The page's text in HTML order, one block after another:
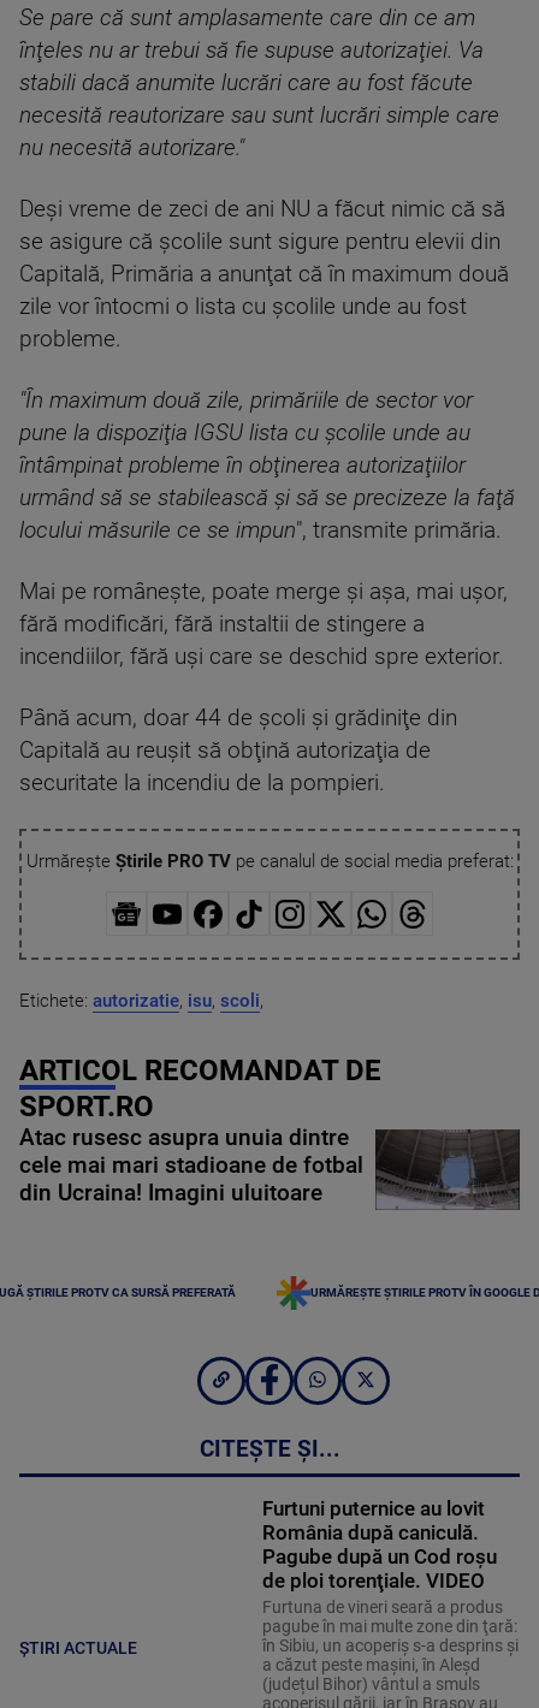
Se pare că sunt amplasamente care din ce am
înţeles nu ar trebui să fie supuse autorizaţiei. Va
stabili dacă anumite lucrări care au fost făcute
necesită reautorizare sau sunt lucrări simple care
nu necesită autorizare."
Deşi vreme de zeci de ani NU a făcut nimic că să
se asigure că şcolile sunt sigure pentru elevii din
Capitală, Primăria a anunţat că în maximum două
zile vor întocmi o lista cu şcolile unde au fost
probleme.
"În maximum două zile, primăriile de sector vor
pune la dispoziţia IGSU lista cu şcolile unde au
întâmpinat probleme în obţinerea autorizaţiilor
urmând să se stabilească şi să se precizeze la faţă
locului măsurile ce se impun", transmite primăria.
Mai pe româneşte, poate merge şi aşa, mai uşor,
fără modificări, fără instaltii de stingere a
incendiilor, fără uşi care se deschid spre exterior.
Până acum, doar 44 de şcoli şi grădiniţe din
Capitală au reuşit să obţină autorizaţia de
securitate la incendiu de la pompieri.
Urmărește Știrile PRO TVpe canalul de social media preferat:
Etichete: autorizatie, isu, scoli,
ARTICOL RECOMANDAT DE
SPORT.RO
Atac rusesc asupra unuia dintre
cele mai mari stadioane de fotbal
din Ucraina! Imagini uluitoare
ȘTIRILE PROTV CA SURSĂ PREFERATĂ URMĂREȘTE ȘTIRILE PROTV ÎN GOOGLE
CITEȘTE ȘI...
ȘTIRI ACTUALE
Furtuni puternice au lovit
România după caniculă.
Pagube după un Cod roşu
de ploi torenţiale. VIDEO
Furtuna de vineri seară a produs
pagube în mai multe zone din ţară:
în Sibiu, un acoperiş s-a desprins și
a căzut peste maşini, în Aleşd
(județul Bihor) vântul a smuls
acoperişul gării, iar în Braşov au